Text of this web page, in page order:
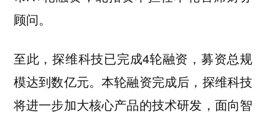
顾问。
至此，探维科技已完成4轮融资，募资总规
模达到数亿元。本轮融资完成后，探维科技
将进一步加大核心产品的技术研发，面向智